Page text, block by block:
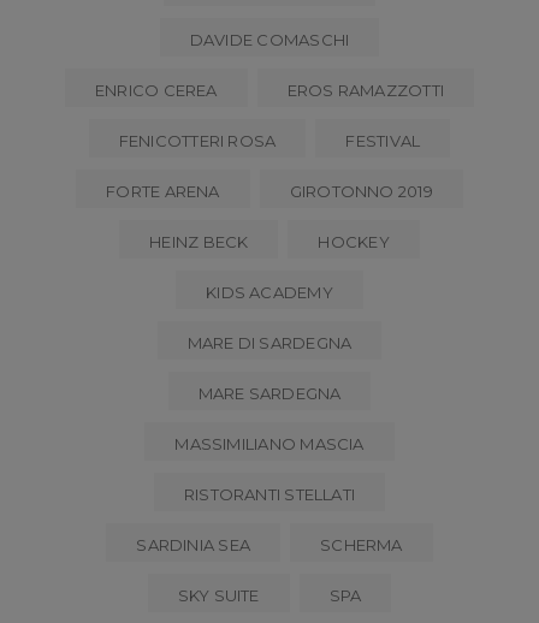
DAVIDE COMASCHI
ENRICO CEREA EROS RAMAZZOTTI
FENICOTTERI ROSA FESTIVAL
FORTE ARENA GIROTONNO 2019
HEINZ BECK HOCKEY
KIDS ACADEMY
MARE DI SARDEGNA
MARE SARDEGNA
MASSIMILIANO MASCIA
RISTORANTI STELLATI
SARDINIA SEA SCHERMA
SKY SUITE SPA